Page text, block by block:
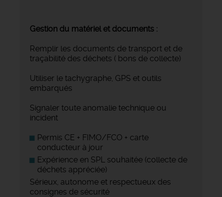
Gestion du matériel et documents :
Remplir les documents de transport et de
traçabilité des déchets ( bons de collecte)
Utiliser le tachygraphe, GPS et outils
embarqués
Signaler toute anomalie technique ou
incident
Permis CE + FIMO/FCO + carte
conducteur à jour
Expérience en SPL souhaitée (collecte de
déchets appréciée)
Sérieux, autonome et respectueux des
consignes de sécurité